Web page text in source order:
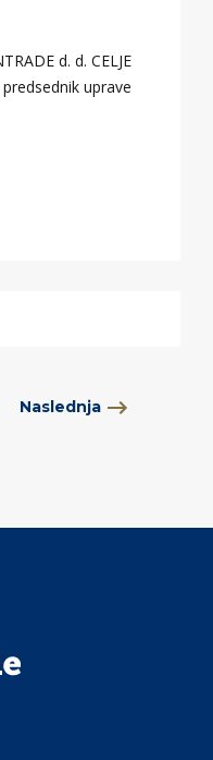
d. d. CELJE
uprave
Naslednja